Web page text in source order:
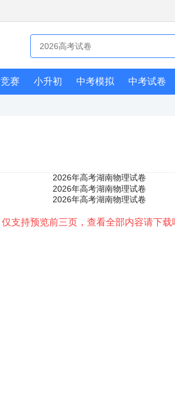
竞赛 小升初 中考模拟 中考试卷
仅支持预览前三页，查看全部内容请下载